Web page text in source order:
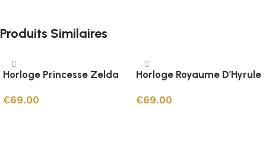
Produits Similaires
Horloge Princesse Zelda
€69.00
Horloge Royaume D’Hyrule
€69.00